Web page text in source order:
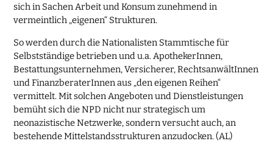
sich in Sachen Arbeit und Konsum zunehmend in
vermeintlich „eigenen“ Strukturen.
So werden durch die Nationalisten Stammtische für
Selbstständige betrieben und u.a. ApothekerInnen,
Bestattungsunternehmen, Versicherer, RechtsanwältInnen
und FinanzberaterInnen aus „den eigenen Reihen“
vermittelt. Mit solchen Angeboten und Dienstleistungen
bemüht sich die NPD nicht nur strategisch um
neonazistische Netzwerke, sondern versucht auch, an
bestehende Mittelstandsstrukturen anzudocken. (AL)